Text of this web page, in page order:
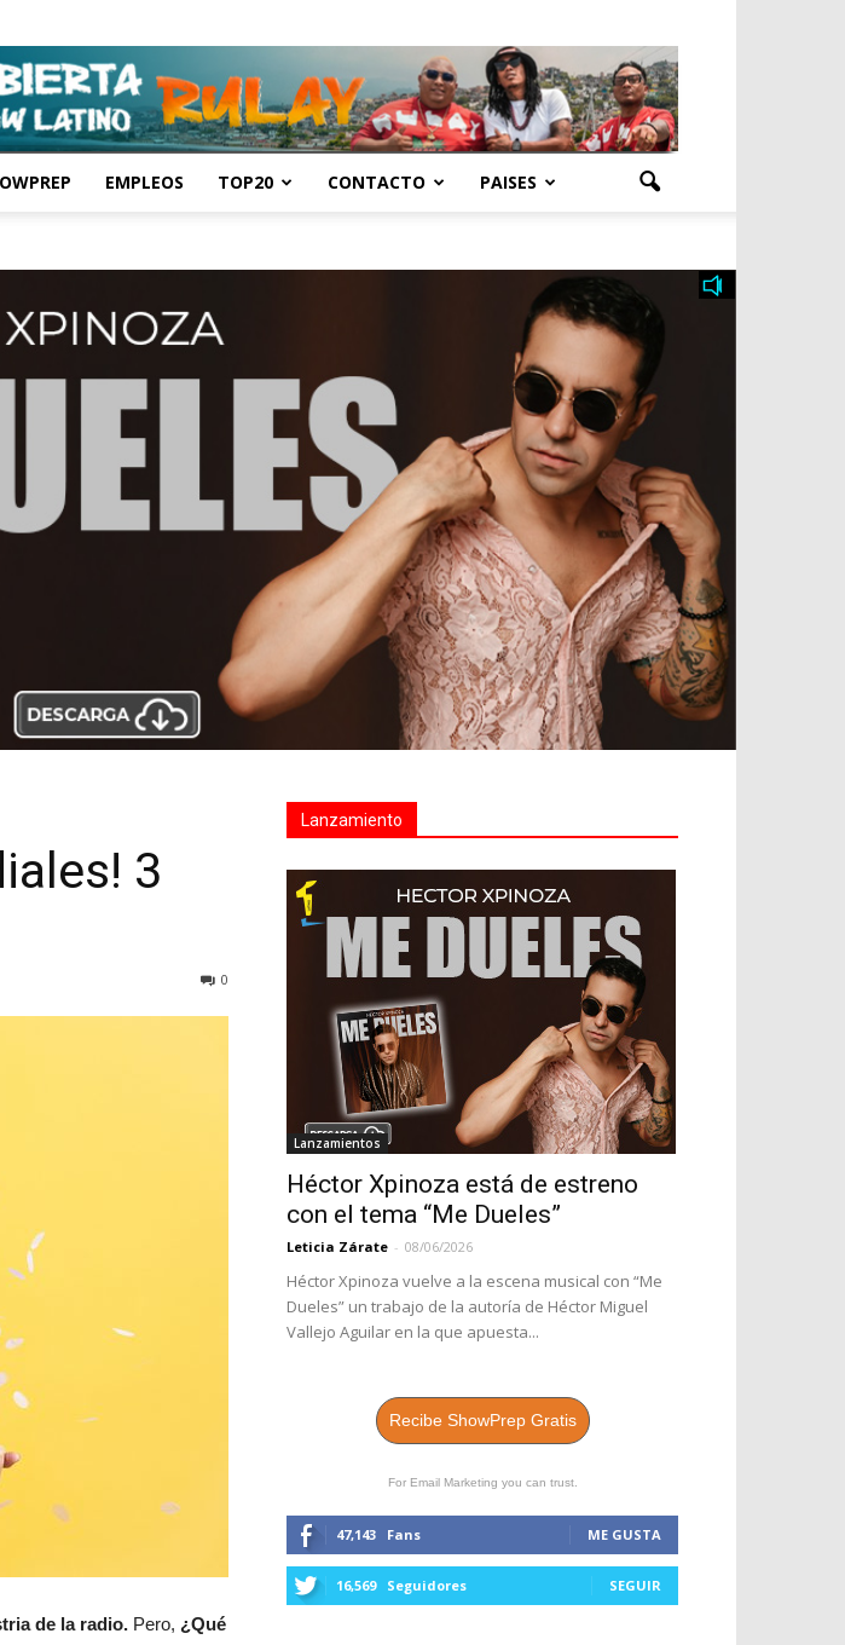
EMPLEOS TOP20 CONTACTO PAISES
3
0
de la radio. Pero, ¿Qué
Lanzamiento
Lanzamientos
Héctor Xpinoza está de estreno
con el tema “Me Dueles”
Leticia Zárate - 08/06/2026
Héctor Xpinoza vuelve a la escena musical con “Me
Dueles” un trabajo de la autoría de Héctor Miguel
Vallejo Aguilar en la que apuesta...
Recibe ShowPrep Gratis
For Email Marketing you can trust.
47,143 Fans ME GUSTA
16,569 Seguidores SEGUIR